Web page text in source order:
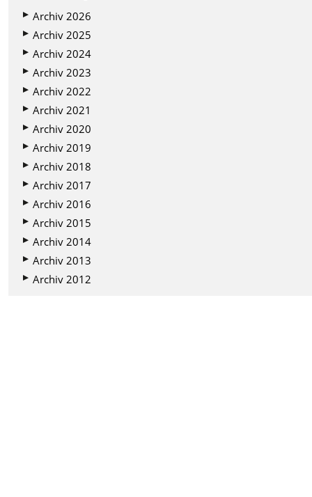
Archiv 2026
Archiv 2025
Archiv 2024
Archiv 2023
Archiv 2022
Archiv 2021
Archiv 2020
Archiv 2019
Archiv 2018
Archiv 2017
Archiv 2016
Archiv 2015
Archiv 2014
Archiv 2013
Archiv 2012